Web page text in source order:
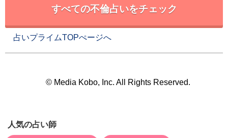
すべての不倫占いをチェック
占いプライムTOPぺージへ
© Media Kobo, Inc. All Rights Reserved.
人気の占い師